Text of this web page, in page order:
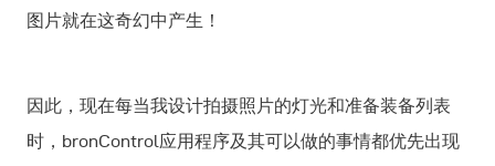
图片就在这奇幻中产生！
因此，现在每当我设计拍摄照片的灯光和准备装备列表
时，bronControl应用程序及其可以做的事情都优先出现